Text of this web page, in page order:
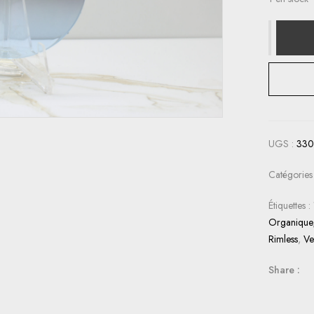
UGS :330
Étiquettes :
Organique
Rimless,
Share :